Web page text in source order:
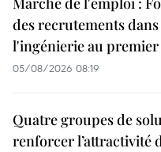
des recrutements
l'ingénierie au premier
05/08/2026 08:19
Quatre groupes de
renforcer l’attractivité